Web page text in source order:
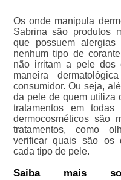
Os onde manipula
Sabrina são produtos
que possuem
nenhum tipo de
não irritam a pele dos
maneira
consumidor. Ou seja,
da pele de quem utiliza
tratamentos em
dermocosméticos são
tratamentos, como
verificar quais são os
cada tipo de pele.
Saiba mais